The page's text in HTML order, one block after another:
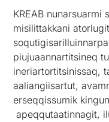
KREAB
misilittakkani
piujuaannartitsineq
ineriartortitsinissaq,
aaliangiisartut,
erseqqissumik
apeqqutaatinnagit,